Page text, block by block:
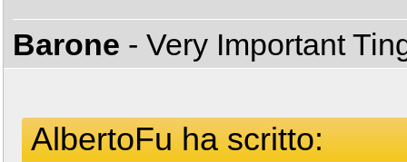
Barone - Very Important
AlbertoFu ha scritto: